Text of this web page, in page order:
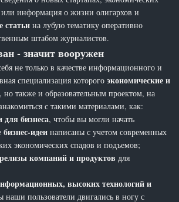
информация о жизни олигархов и
статьи на лубую тематику оперативно
штабом журналистов.
- значит вооружен
не только в качестве информационного и
специализация которогоэкономические и
, но также и образовательным проектом, на
с такими материалами, как:
для бизнеса, чтобы вы могли начать
бизнес-идеи написаны с учетом современных
экономических спадов и подъемов;
компаний и продуктов для
высоких технологий и
наши пользователи двигались в ногу с